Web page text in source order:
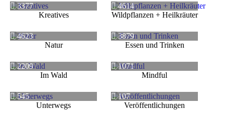
3377
Kreatives
4614
Wildpflanzen + Heilkräuter
4623
Natur
3879
Essen und Trinken
2209
Im Wald
1071
Mindful
545
Unterwegs
107
Veröffentlichungen